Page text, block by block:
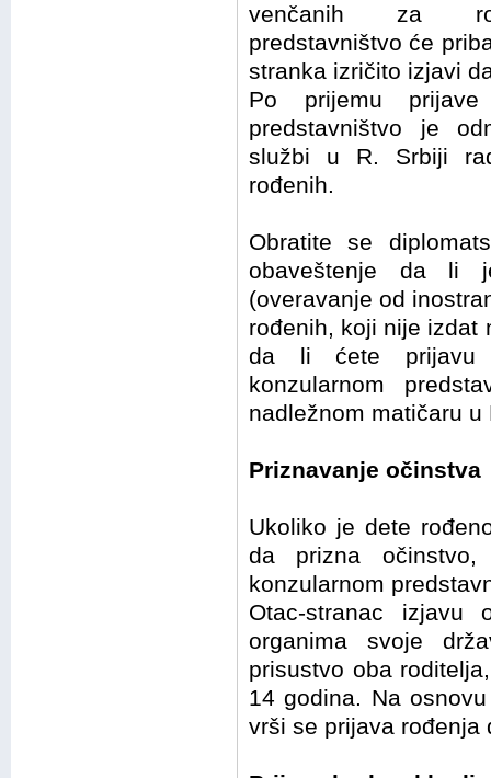
venčanih za
predstavništvo će
stranka izričito izjavi
Po prijemu prijave
predstavništvo je
službi u R. Srbiji
rođenih.
Obratite se
obaveštenje da li
(overavanje od
rođenih, koji nije izdat
da li ćete prijavu
konzularnom
nadležnom matičaru u
Priznavanje očinstva
Ukoliko je dete
da prizna
konzularnom
Otac-stranac izjavu
organima svoje
prisustvo oba
14 godina. Na
vrši se prijava rođenja